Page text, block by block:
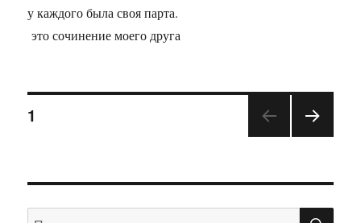
у каждого была своя парта.
это сочинение моего друга
1
Искать: